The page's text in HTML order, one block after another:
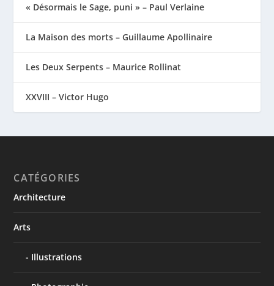
« Désormais le Sage, puni » – Paul Verlaine
La Maison des morts – Guillaume Apollinaire
Les Deux Serpents – Maurice Rollinat
XXVIII – Victor Hugo
CATÉGORIES
Architecture
Arts
Illustrations